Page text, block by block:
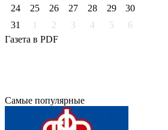
24
25 26 27 28 29
30
31
1 2 3 4 5
6
Газета в PDF
Самые популярные